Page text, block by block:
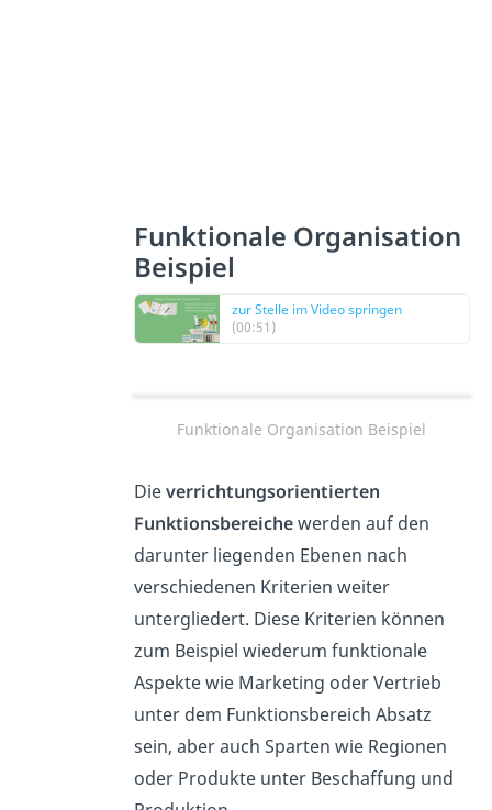
Funktionale Organisation
Beispiel
zur Stelle im Video springen
(00:51)
Funktionale Organisation Beispiel
Dieverrichtungsorientierten
Funktionsbereichewerden auf den
darunter liegenden Ebenen nach
verschiedenen Kriterien weiter
untergliedert. Diese Kriterien können
zum Beispiel wiederum funktionale
Aspekte wie Marketing oder Vertrieb
unter dem Funktionsbereich Absatz
sein, aber auch Sparten wie Regionen
oder Produkte unter Beschaffung und